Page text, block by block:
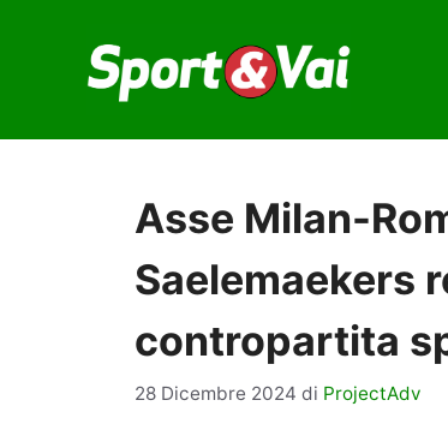
contenuto
Asse Milan-
Saelemaekers
contropartita
28 Dicembre 2024 di ProjectAdv